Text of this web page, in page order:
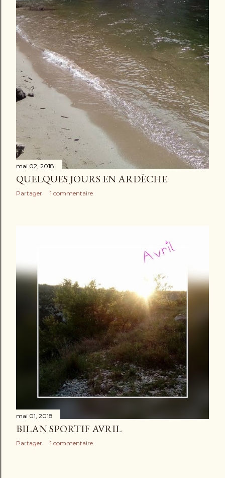
mai 02, 2018
QUELQUES JOURS EN ARDÈCHE
Partager 1 commentaire
mai 01, 2018
BILAN SPORTIF AVRIL
Partager 1 commentaire